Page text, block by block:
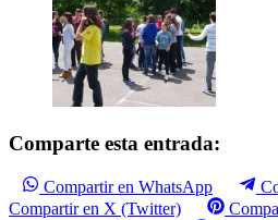
Comparte esta entrada:
Compartir en WhatsApp
Compartir en X (Twitter)